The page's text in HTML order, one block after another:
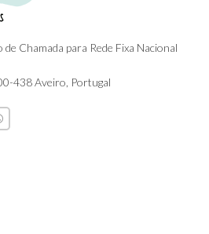
Chamada para Rede Fixa Nacional
438 Aveiro, Portugal